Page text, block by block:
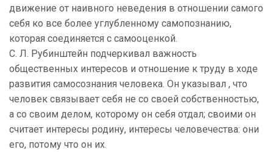
движение от наивного неведения в отношении самого
себя ко все более углубленному самопознанию,
которая соединяется с самооценкой.
С. Л. Рубинштейн подчеркивал важность
общественных интересов и отношение к труду в ходе
развития самосознания человека. Он указывал , что
человек связывает себя не со своей собственностью,
а со своим делом, которому он себя отдал; своими он
считает интересы родину, интересы человечества: они
его, потому что он их.